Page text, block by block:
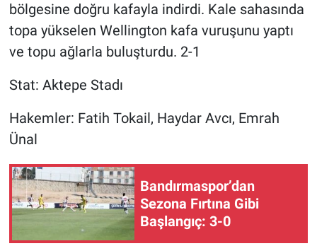
bölgesine doğru kafayla indirdi. Kale sahasında
topa yükselen Wellington kafa vuruşunu yaptı
ve topu ağlarla buluşturdu. 2-1
Stat: Aktepe Stadı
Hakemler: Fatih Tokail, Haydar Avcı, Emrah
Ünal
Bandırmaspor’dan
Sezona Fırtına Gibi
Başlangıç: 3-0